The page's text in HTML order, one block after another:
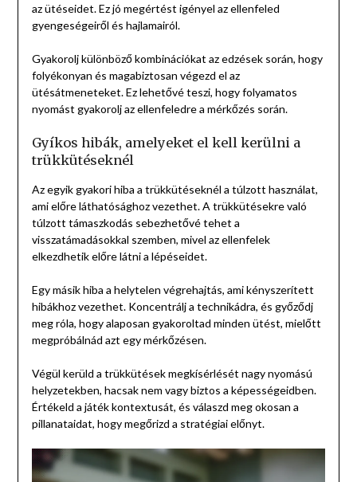
az ütéseidet. Ez jó megértést igényel az ellenfeled
gyengeségeiről és hajlamairól.
Gyakorolj különböző kombinációkat az edzések során, hogy
folyékonyan és magabiztosan végezd el az
ütésátmeneteket. Ez lehetővé teszi, hogy folyamatos
nyomást gyakorolj az ellenfeledre a mérkőzés során.
Gyíkos hibák, amelyeket el kell kerülni a
trükkütéseknél
Az egyik gyakori hiba a trükkütéseknél a túlzott használat,
ami előre láthatósághoz vezethet. A trükkütésekre való
túlzott támaszkodás sebezhetővé tehet a
visszatámadásokkal szemben, mivel az ellenfelek
elkezdhetik előre látni a lépéseidet.
Egy másik hiba a helytelen végrehajtás, ami kényszerített
hibákhoz vezethet. Koncentrálj a technikádra, és győződj
meg róla, hogy alaposan gyakoroltad minden ütést, mielőtt
megpróbálnád azt egy mérkőzésen.
Végül kerüld a trükkütések megkísérlését nagy nyomású
helyzetekben, hacsak nem vagy biztos a képességeidben.
Értékeld a játék kontextusát, és válaszd meg okosan a
pillanataidat, hogy megőrizd a stratégiai előnyt.